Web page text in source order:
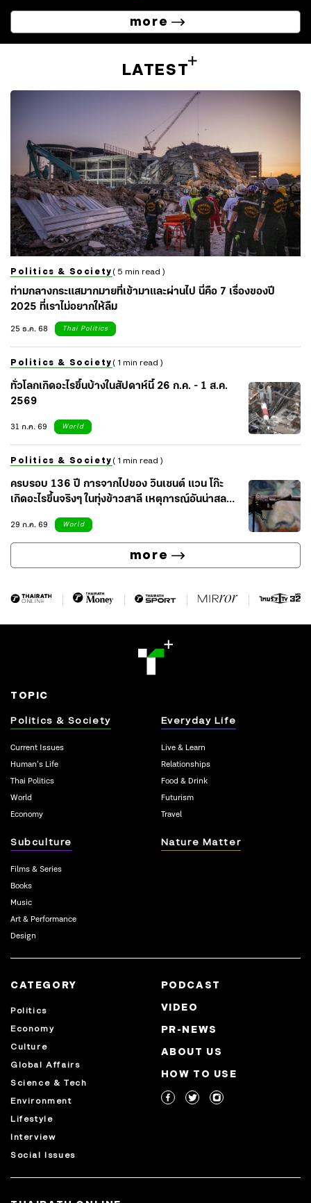
more
LATEST
Politics & Society ( 5 min read )
ท่ามกลางกระแสมากมายที่เข้ามาและผ่านไป นี่คือ 7 เรื่องของปี
2025 ที่เราไม่อยากให้ลืม
25 ธ.ค. 68
Thai Politics
Politics & Society ( 1 min read )
ทั่วโลกเกิดอะไรขึ้นบ้างในสัปดาห์นี้ 26 ก.ค. - 1 ส.ค.
2569
31 ก.ค. 69
World
Politics & Society ( 1 min read )
ครบรอบ 136 ปี การจากไปของ วินเซนต์ แวน โก๊ะ
เกิดอะไรขึ้นจริงๆ ในทุ่งข้าวสาลี เหตุการณ์อันน่าสลด
ของศิลปินผู้น่าเศร้า
29 ก.ค. 69 World
more
TOPIC
Politics & Society
Current Issues
Human’s Life
Thai Politics
World
Economy
Everyday Life
Live & Learn
Relationships
Food & Drink
Futurism
Travel
Subculture
Films & Series
Books
Music
Art & Performance
Design
Nature Matter
CATEGORY
Politics
Economy
Culture
Global Affairs
Science & Tech
Environment
Lifestyle
Interview
Social Issues
PODCAST
VIDEO
PR-NEWS
ABOUT US
HOW TO USE